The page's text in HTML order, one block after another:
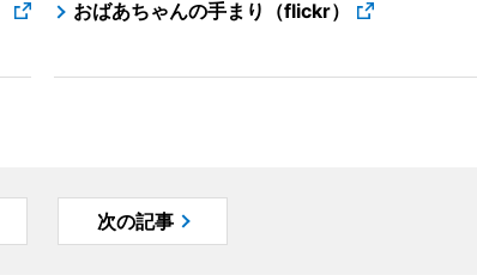
おばあちゃんの手まり（flickr）
次の記事